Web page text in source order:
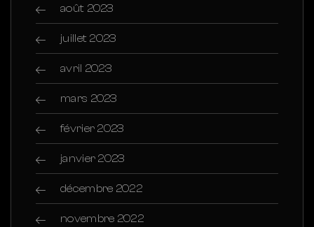
août 2023
juillet 2023
avril 2023
mars 2023
février 2023
janvier 2023
décembre 2022
novembre 2022